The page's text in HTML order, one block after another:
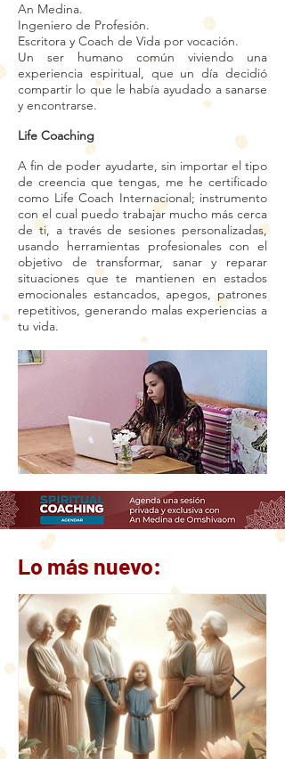
An Medina.
Ingeniero de Profesión.
Escritora y Coach de Vida por vocación.
Un ser humano común viviendo una
experiencia espiritual, que un día decidió
compartir lo que le había ayudado a sanarse
y encontrarse.
Life Coaching
A fin de poder ayudarte, sin importar el tipo
de creencia que tengas, me he certificado
como Life Coach Internacional; instrumento
con el cual puedo trabajar mucho más cerca
de ti, a través de sesiones personalizadas,
usando herramientas profesionales con el
objetivo de transformar, sanar y reparar
situaciones que te mantienen en estados
emocionales estancados, apegos, patrones
repetitivos, generando malas experiencias a
tu vida.
Lo más nuevo: